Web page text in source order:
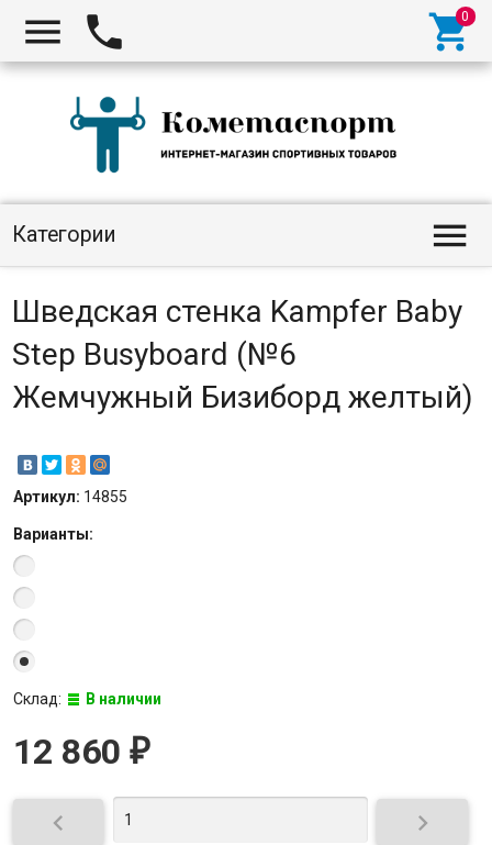
  
Категории 
Шведская стенка Kampfer Baby
Step Busyboard (№6
Жемчужный Бизиборд желтый)
Артикул: 14855
Варианты:
Склад: В наличии
12 860 ₽
 